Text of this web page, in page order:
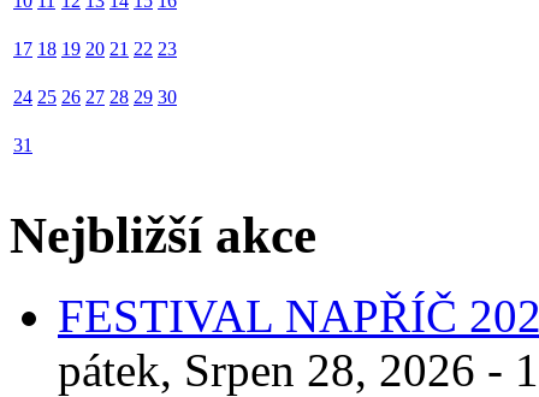
17 18 19 20 21 22 23
24 25 26 27 28 29 30
31
Nejbližší akce
FESTIVAL NAPŘÍČ
pátek, Srpen 28, 2026 -